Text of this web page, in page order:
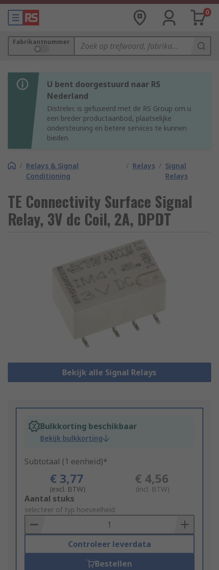
0
Fabrikantnummer
U bent doorgestuurd naar RS
Nederland
Distrelec is gefuseerd met de RS Group om u
een breder productaanbod, plaatselijke
ondersteuning en betere services te kunnen
bieden.
/ Relays & Signal
Conditioning
/ Relays / Signal
Relays
TE Connectivity Surface Signal
Relay, 3V dc Coil, 2A, DPDT
Bekijk alle Signal Relays
Bulkkorting beschikbaar
Bekijk bulkkorting
Subtotaal (1 eenheid)*
€ 3,77
(excl. BTW)
€ 4,56
(incl. BTW)
Add
to
Basket
Aantal stuks
selecteer of typ hoeveelheid
Controleer leverdata
Bestellen